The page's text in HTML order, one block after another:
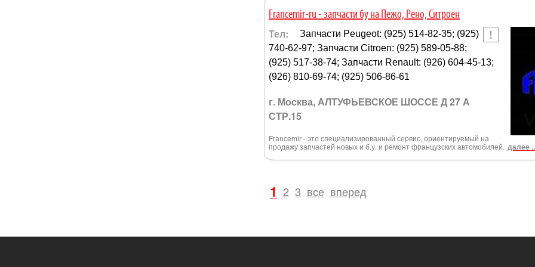
Francemir-ru - запчасти бу на Пежо, Рено, Ситроен
Тел:
Запчасти Peugeot: (925) 514-82-35; (925)
740-62-97; Запчасти Citroen: (925) 589-05-88;
(925) 517-38-74; Запчасти Renault: (926) 604-45-13;
(926) 810-69-74; (925) 506-86-61
г. Москва, АЛТУФЬЕВСКОЕ ШОССЕ Д 27 А
СТР.15
Francemir - это специализированный сервис, ориентируемый на
продажу запчастей новых и б.у. и ремонт французских автомобилей. далее
1 2 3 все вперед